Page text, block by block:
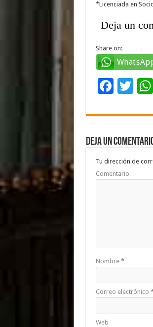
*Licenciada en
Deja un
Share on:
F
e
b
o
o
k
T
tt
er
Deja un
Tu dirección de
Comentario
Nombre *
Correo electrónico
Web